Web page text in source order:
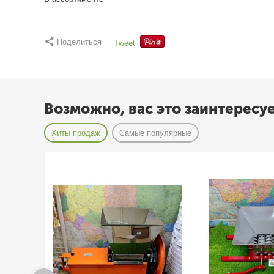
Поделиться Tweet
Возможно, вас это
Хиты продаж Самые популярные